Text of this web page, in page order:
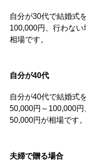
自分が30代で結婚式
100,000円、行わな
相場です。
自分が40代
自分が40代で結婚式
50,000円～100,000
50,000円が相場です。
夫婦で贈る場合